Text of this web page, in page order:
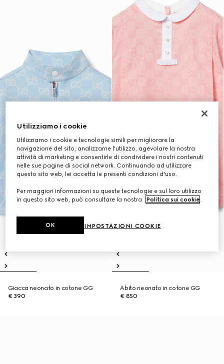
Giacca neonato in cotone GG
€ 390
Abito neonato in cotone GG
€ 850
Utilizziamo i cookie
Utilizziamo i cookie e tecnologie simili per migliorare la
navigazione del sito, analizzarne l'utilizzo, agevolare la nostra
attività di marketing e consentirle di condividere i nostri contenuti
nelle sue pagine di social network. Continuando ad utilizzare
questo sito web, lei accetta le presenti condizioni d'uso.
Per maggiori informazioni su queste tecnologie e sul loro utilizzo
in questo sito web, può consultare la nostra
Politica sui cookie.
IMPOSTAZIONI COOKIE
OK